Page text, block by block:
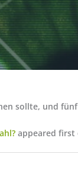
sollte, und
appeared first